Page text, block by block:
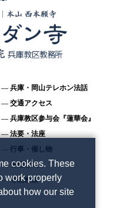
兵庫・岡山テレホン法話
交通アクセス
兵庫教区参与会『蓮華会』
法要・法座
行事・催し物
各種様式
寺院検索
cookies. These
work properly
how our site